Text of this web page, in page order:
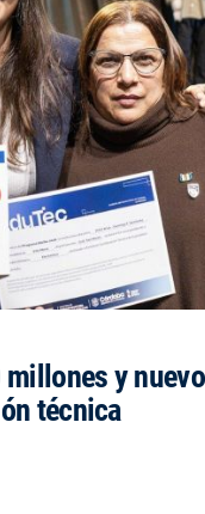
millones y
técnica